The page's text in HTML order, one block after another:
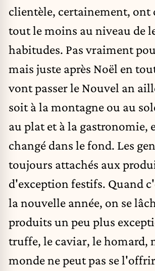
clientèle, certainement, ont
tout le moins au niveau de
habitudes. Pas vraiment
mais juste après Noël en
vont passer le Nouvel an
soit à la montagne ou au
au plat et à la gastronomie,
changé dans le fond. Les
toujours attachés aux
d'exception festifs. Quand
la nouvelle année, on se
produits un peu plus
truffe, le caviar, le homard,
monde ne peut pas se